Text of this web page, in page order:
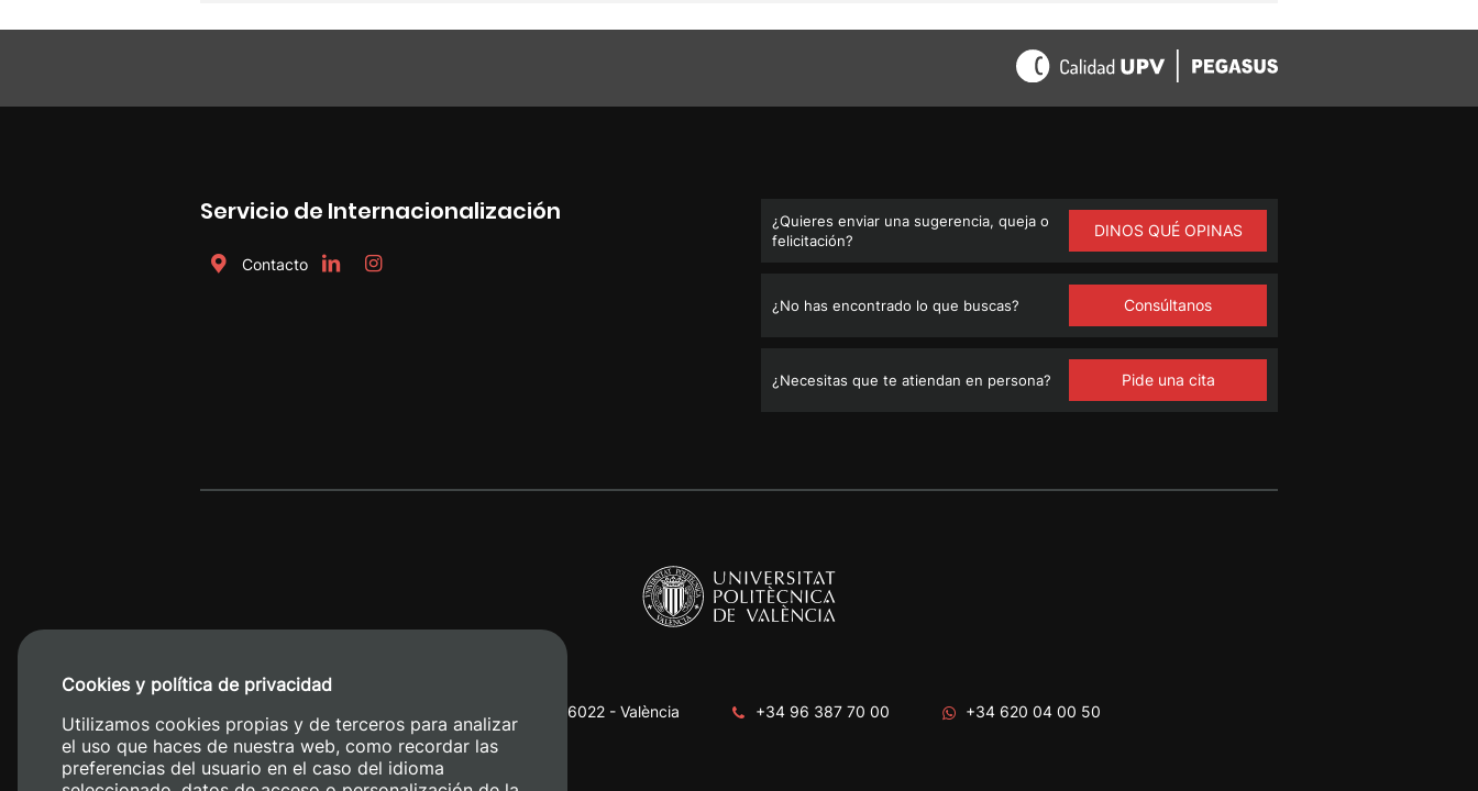
Servicio de Internacionalización
Contacto
¿Quieres enviar una sugerencia, queja o
felicitación?
DINOS QUÉ OPINAS
¿No has encontrado lo que buscas? Consúltanos
¿Necesitas que te atiendan en persona? Pide una cita
Camino de Vera, s/n. 46022 - València +34 96 387 70 00 +34 620 04 00 50
Cookies y política de privacidad
Utilizamos cookies propias y de terceros para analizar
el uso que haces de nuestra web, como recordar las
preferencias del usuario en el caso del idioma